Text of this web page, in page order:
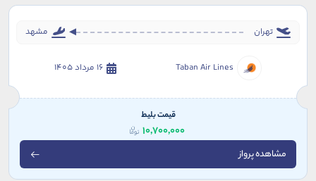
تهران مشهد
Taban Air Lines 16 مرداد 1405
قیمت بلیط
10,700,000
مشاهده پرواز